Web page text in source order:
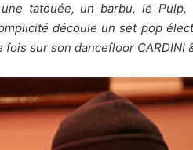
tatouée, un barbu, le
découle un set pop
fois sur son dancefloor CARDINI